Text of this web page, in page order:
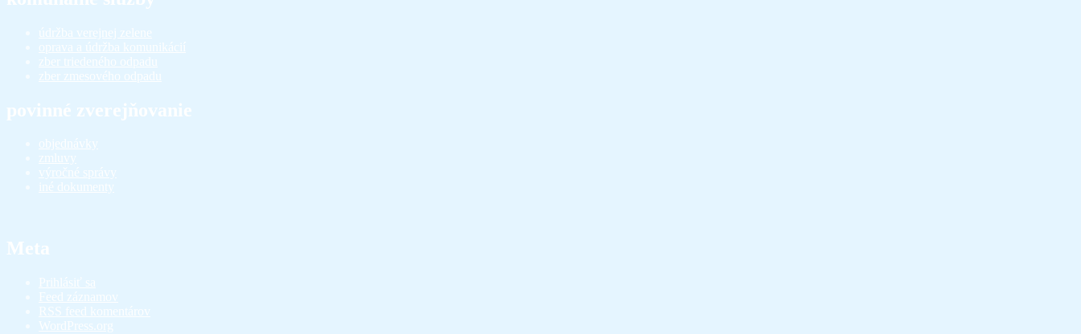
údržba verejnej zelene
oprava a údržba komunikácií
zber triedeného odpadu
zber zmesového odpadu
povinné zverejňovanie
objednávky
zmluvy
výročné správy
iné dokumenty
Meta
Prihlásiť sa
Feed záznamov
RSS feed komentárov
WordPress.org